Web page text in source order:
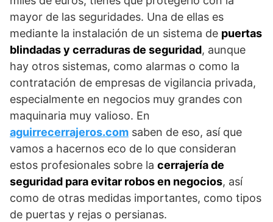
mayor de las seguridades. Una de ellas es
mediante la instalación de un sistema de puertas
blindadas y cerraduras de seguridad, aunque
hay otros sistemas, como alarmas o como la
contratación de empresas de vigilancia privada,
especialmente en negocios muy grandes con
maquinaria muy valioso. En
aguirrecerrajeros.com saben de eso, así que
vamos a hacernos eco de lo que consideran
estos profesionales sobre la cerrajería de
seguridad para evitar robos en negocios, así
como de otras medidas importantes, como tipos
de puertas y rejas o persianas.